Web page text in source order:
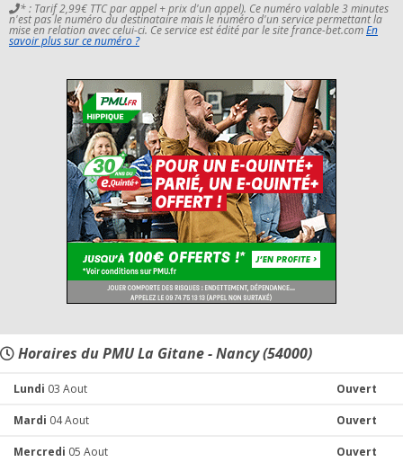
* : Tarif 2,99€ TTC par appel + prix d'un appel). Ce numéro valable 3 minutes
n'est pas le numéro du destinataire mais le numéro d'un service permettant la
mise en relation avec celui-ci. Ce service est édité par le site france-bet.comEn
savoir plus sur ce numéro ?
Horaires du PMU La Gitane - Nancy (54000)
Lundi 03 Aout Ouvert
Mardi 04 Aout Ouvert
Mercredi 05 Aout Ouvert